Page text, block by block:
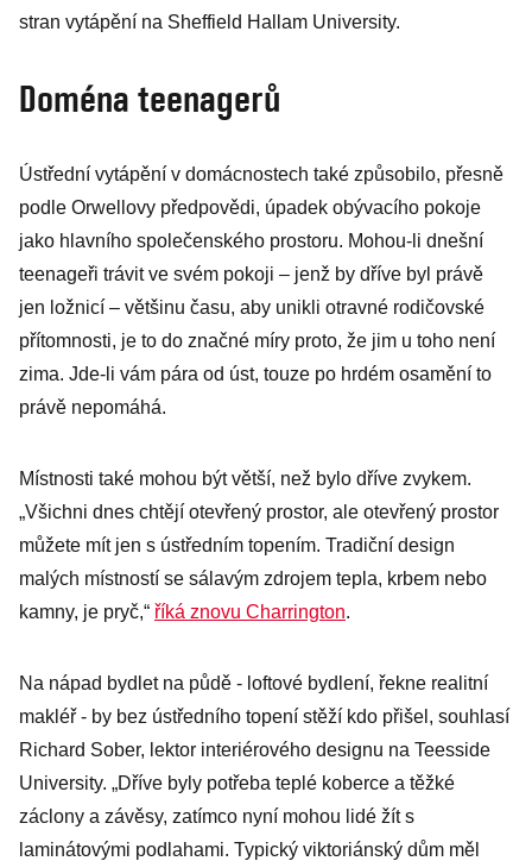
stran vytápění na Sheffield Hallam University.
Doména teenagerů
Ústřední vytápění v domácnostech také způsobilo, přesně
podle Orwellovy předpovědi, úpadek obývacího pokoje
jako hlavního společenského prostoru. Mohou-li dnešní
teenageři trávit ve svém pokoji – jenž by dříve byl právě
jen ložnicí – většinu času, aby unikli otravné rodičovské
přítomnosti, je to do značné míry proto, že jim u toho není
zima. Jde-li vám pára od úst, touze po hrdém osamění to
právě nepomáhá.
Místnosti také mohou být větší, než bylo dříve zvykem.
„Všichni dnes chtějí otevřený prostor, ale otevřený prostor
můžete mít jen s ústředním topením. Tradiční design
malých místností se sálavým zdrojem tepla, krbem nebo
kamny, je pryč,“ říká znovu Charrington.
Na nápad bydlet na půdě - loftové bydlení, řekne realitní
makléř - by bez ústředního topení stěží kdo přišel, souhlasí
Richard Sober, lektor interiérového designu na Teesside
University. „Dříve byly potřeba teplé koberce a těžké
záclony a závěsy, zatímco nyní mohou lidé žít s
laminátovými podlahami. Typický viktoriánský dům měl